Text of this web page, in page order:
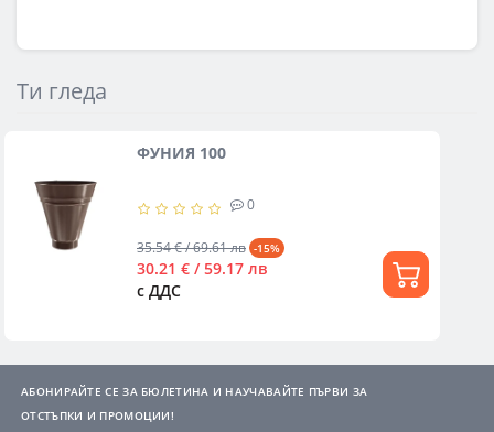
Ти гледа
ФУНИЯ 100
0
35.54 € / 69.61 лв -15%
30.21 € / 59.17 лв
с ДДС
АБОНИРАЙТЕ СЕ ЗА БЮЛЕТИНА И НАУЧАВАЙТЕ ПЪРВИ ЗА
ОТСТЪПКИ И ПРОМОЦИИ!